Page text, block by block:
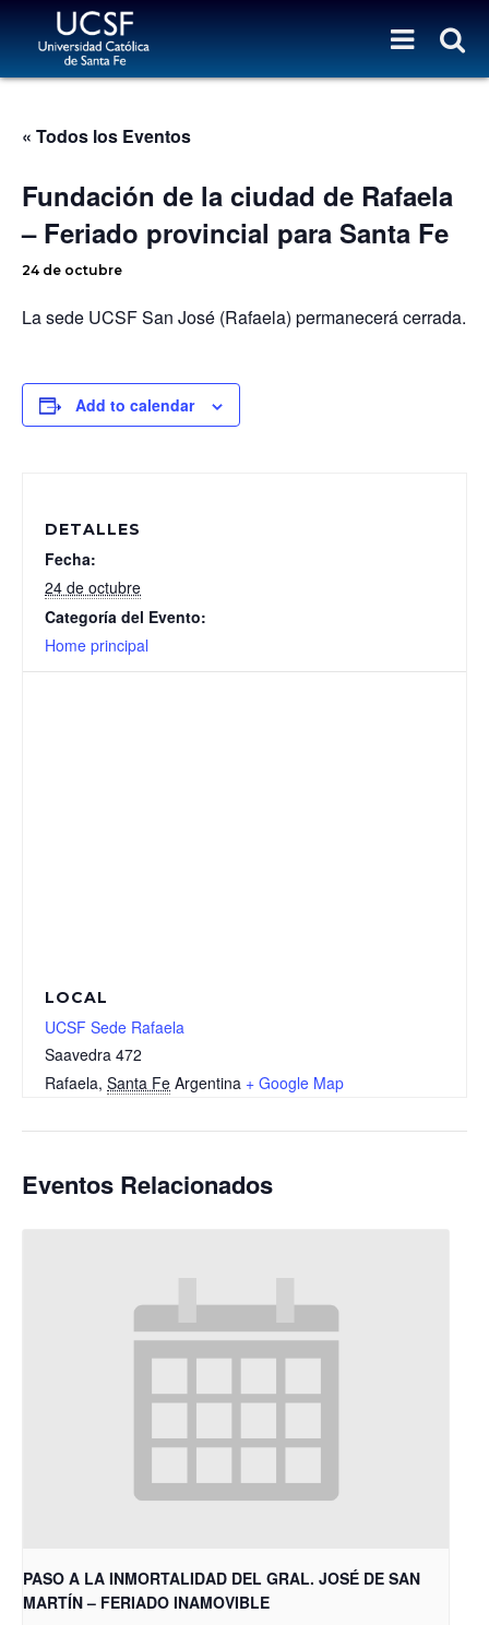
« Todos los Eventos
Fundación de la ciudad de Rafaela
– Feriado provincial para Santa Fe
24 de octubre
La sede UCSF San José (Rafaela) permanecerá cerrada.
Add to calendar
DETALLES
Fecha:
24 de octubre
Categoría del Evento:
Home principal
LOCAL
UCSF Sede Rafaela
Saavedra 472
Rafaela, Santa Fe Argentina + Google Map
Eventos Relacionados
PASO A LA INMORTALIDAD DEL GRAL. JOSÉ DE SAN
MARTÍN – FERIADO INAMOVIBLE